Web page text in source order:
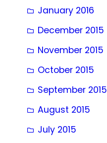
January 2016
December 2015
November 2015
October 2015
September 2015
August 2015
July 2015